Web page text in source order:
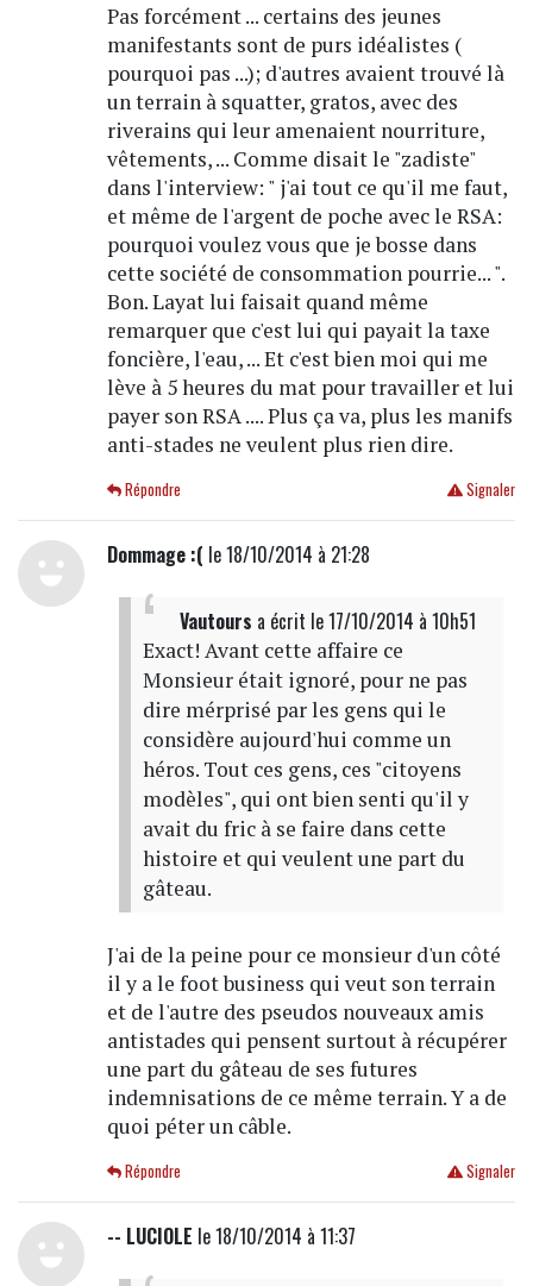
Pas forcément ... certains des jeunes
manifestants sont de purs idéalistes (
pourquoi pas ...); d'autres avaient trouvé là
un terrain à squatter, gratos, avec des
riverains qui leur amenaient nourriture,
vêtements, ... Comme disait le "zadiste"
dans l'interview: " j'ai tout ce qu'il me faut,
et même de l'argent de poche avec le RSA:
pourquoi voulez vous que je bosse dans
cette société de consommation pourrie... ".
Bon. Layat lui faisait quand même
remarquer que c'est lui qui payait la taxe
foncière, l'eau, ... Et c'est bien moi qui me
lève à 5 heures du mat pour travailler et lui
payer son RSA .... Plus ça va, plus les manifs
anti-stades ne veulent plus rien dire.
Signaler
Répondre
Dommage :( le 18/10/2014 à 21:28
Vautours a écrit le 17/10/2014 à 10h51
Exact! Avant cette affaire ce
Monsieur était ignoré, pour ne pas
dire mérprisé par les gens qui le
considère aujourd'hui comme un
héros. Tout ces gens, ces "citoyens
modèles", qui ont bien senti qu'il y
avait du fric à se faire dans cette
histoire et qui veulent une part du
gâteau.
J'ai de la peine pour ce monsieur d'un côté
il y a le foot business qui veut son terrain
et de l'autre des pseudos nouveaux amis
antistades qui pensent surtout à récupérer
une part du gâteau de ses futures
indemnisations de ce même terrain. Y a de
quoi péter un câble.
Signaler
Répondre
-- LUCIOLE le 18/10/2014 à 11:37